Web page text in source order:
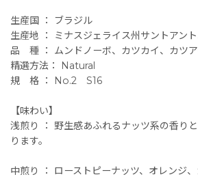
生産国 ： ブラジル
生産地 ： ミナスジェライス州サントアン
品 種 ： ムンドノーボ、カツカイ、カツア
精選方法： Natural
規 格 ： No.2 S16
【味わい】
浅煎り ： 野生感あふれるナッツ系の香り
ります。
中煎り ： ローストピーナッツ、オレンジ、